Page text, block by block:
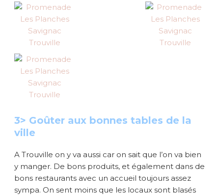
3> Goûter aux bonnes tables de la
ville
A Trouville on y va aussi car on sait que l’on va bien
y manger. De bons produits, et également dans de
bons restaurants avec un accueil toujours assez
sympa. On sent moins que les locaux sont blasés